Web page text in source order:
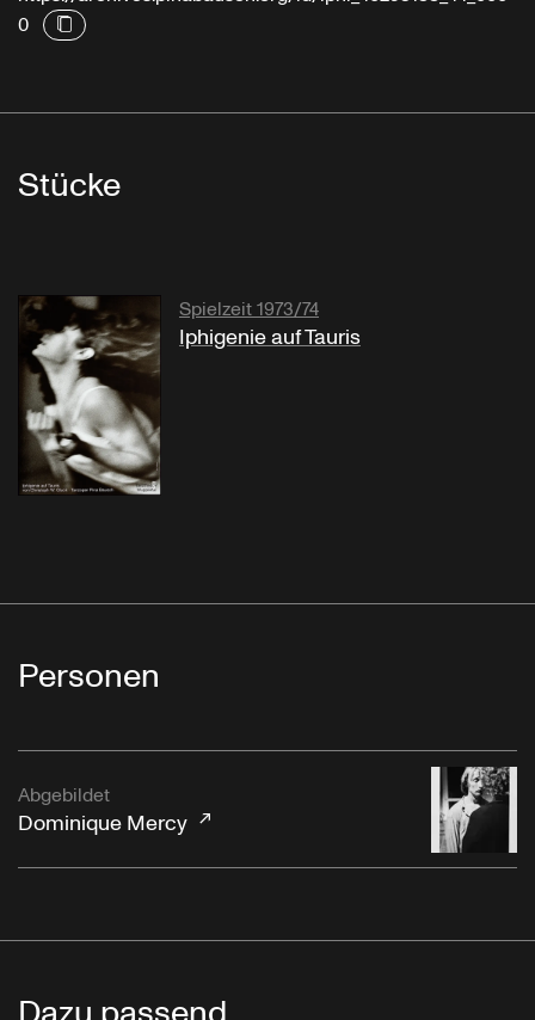
0
Stücke
Spielzeit 1973/74
Iphigenie auf Tauris
Personen
Abgebildet
Dominique Mercy